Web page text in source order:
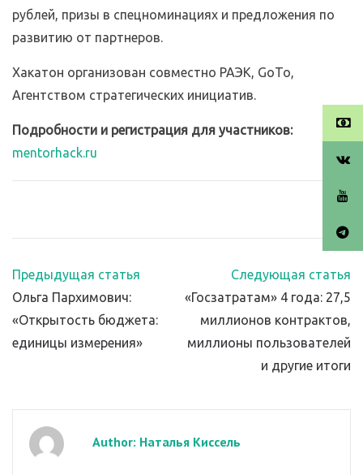
рублей, призы в спецноминациях и предложения по
развитию от партнеров.
Хакатон организован совместно РАЭК, GoTo,
Агентством стратегических инициатив.
Подробности и регистрация для участников:
mentorhack.ru
Предыдущая статья
Ольга Пархимович:
«Открытость бюджета:
единицы измерения»
Следующая статья
«Госзатратам» 4 года: 27,5
миллионов контрактов,
миллионы пользователей
и другие итоги
Author: Наталья Киссель